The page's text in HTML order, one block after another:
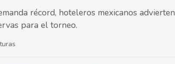
récord, hoteleros mexicanos advierten
para el torneo.